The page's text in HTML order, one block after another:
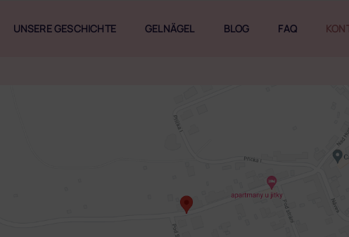
UNSERE GESCHICHTE GELNÄGEL BLOG FAQ